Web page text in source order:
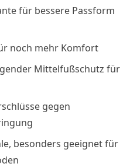
für bessere Passform
noch mehr Komfort
Mittelfußschutz für
gegen
besonders geeignet für